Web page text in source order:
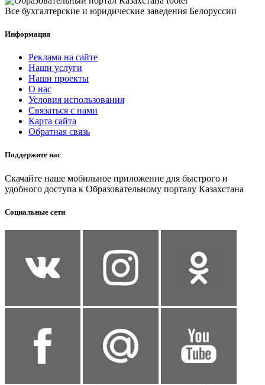
Все бухгалтерские и юридические заведения Белоруссии
Информация
Реклама на сайте
Наши услуги
Наши проекты
О нас
Условия использования
Связаться с нами
Карта сайта
Обратная связь
Поддержите нас
Скачайте наше мобильное приложение для быстрого и
удобного доступа к Образовательному порталу Казахстана
Социальные сети